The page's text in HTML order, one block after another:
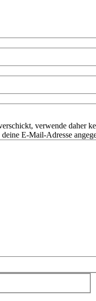
verwende daher
E-Mail-Adresse